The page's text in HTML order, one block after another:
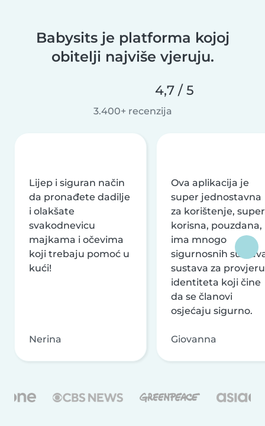
Babysits je platforma kojoj
obitelji najviše vjeruju.
4,7 / 5
3.400+ recenzija
Lijep i siguran način
da pronađete dadilje
i olakšate
svakodnevicu
majkama i očevima
koji trebaju pomoć u
kući!
Nerina
Ova aplikacija je
super jednostavna
za korištenje, super
korisna, pouzdana,
ima mnogo
sigurnosnih
sustava za provjeru
identiteta koji čine
da se članovi
osjećaju sigurno.
Giovanna